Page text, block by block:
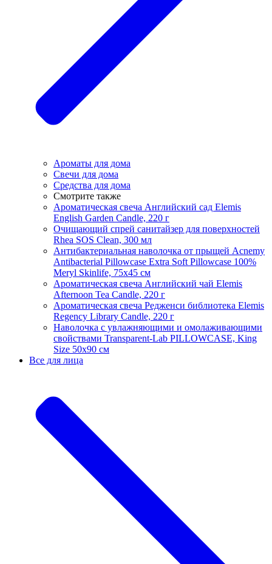
Ароматы для дома
Свечи для дома
Средства для дома
Смотрите также
Ароматическая свеча Английский сад Elemis
English Garden Candle, 220 г
Очищающий спрей санитайзер для поверхностей
Rhea SOS Clean, 300 мл
Антибактериальная наволочка от прыщей Acnemy
Antibacterial Pillowcase Extra Soft Pillowcase 100%
Meryl Skinlife, 75х45 см
Ароматическая свеча Английский чай Elemis
Afternoon Tea Candle, 220 г
Ароматическая свеча Редженси библиотека Elemis
Regency Library Candle, 220 г
Наволочка с увлажняющими и омолаживающими
свойствами Transparent-Lab PILLOWCASE, King
Size 50x90 см
Все для лица